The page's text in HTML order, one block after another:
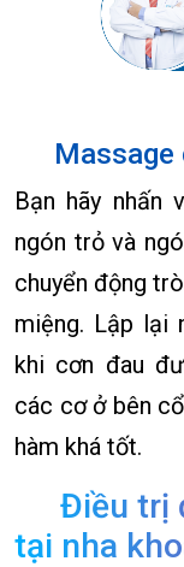
Massage
Bạn hãy nhấn
ngón trỏ và
chuyển động
miệng. Lập lại
khi cơn đau
các cơ ở bên
hàm khá tốt.
Điều trị
tại nha